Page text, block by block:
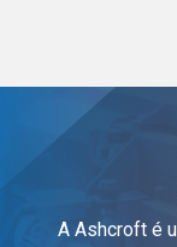
A Ashcroft é